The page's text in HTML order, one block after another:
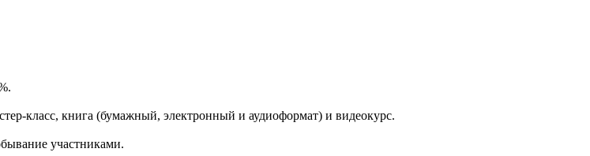
класс, книга (бумажный, электронный и аудиоформат) и видеокурс.
участниками.